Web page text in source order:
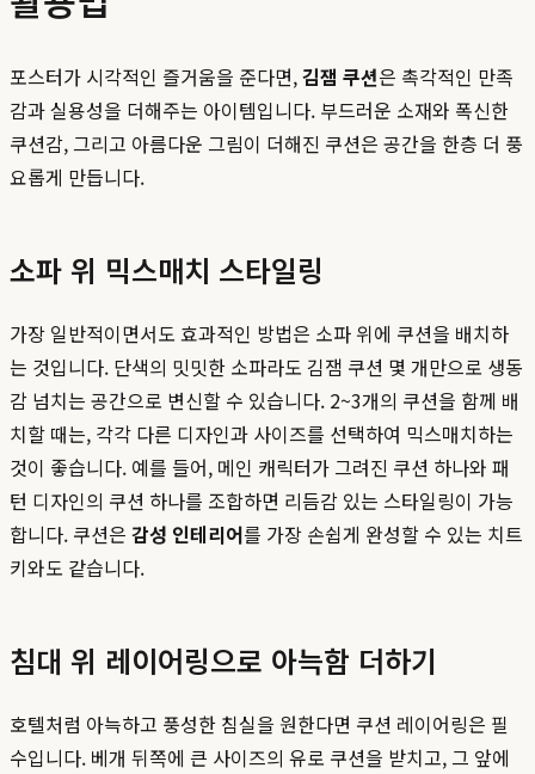
포스터가 시각적인 즐거움을 준다면,김잼 쿠션은 촉각적인 만족
감과 실용성을 더해주는 아이템입니다. 부드러운 소재와 폭신한
쿠션감, 그리고 아름다운 그림이 더해진 쿠션은 공간을 한층 더 풍
요롭게 만듭니다.
소파 위 믹스매치 스타일링
가장 일반적이면서도 효과적인 방법은 소파 위에 쿠션을 배치하
는 것입니다. 단색의 밋밋한 소파라도 김잼 쿠션 몇 개만으로 생동
감 넘치는 공간으로 변신할 수 있습니다. 2~3개의 쿠션을 함께 배
치할 때는, 각각 다른 디자인과 사이즈를 선택하여 믹스매치하는
것이 좋습니다. 예를 들어, 메인 캐릭터가 그려진 쿠션 하나와 패
턴 디자인의 쿠션 하나를 조합하면 리듬감 있는 스타일링이 가능
합니다. 쿠션은 감성 인테리어를 가장 손쉽게 완성할 수 있는 치트
키와도 같습니다.
침대 위 레이어링으로 아늑함 더하기
호텔처럼 아늑하고 풍성한 침실을 원한다면 쿠션 레이어링은 필
수입니다. 베개 뒤쪽에 큰 사이즈의 유로 쿠션을 받치고, 그 앞에